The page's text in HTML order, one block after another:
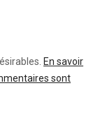
En savoir
sont